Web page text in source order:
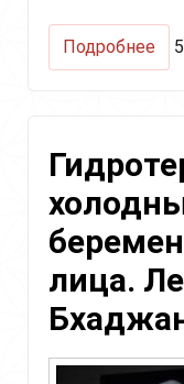
Подробнее
Крийя
улучшения
обмена
веществ
похудения
лица.